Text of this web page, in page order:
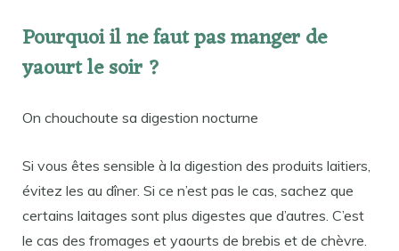
Pourquoi il ne faut pas manger de
yaourt le soir ?
On chouchoute sa digestion nocturne
Si vous êtes sensible à la digestion des produits laitiers,
évitez les au dîner. Si ce n’est pas le cas, sachez que
certains laitages sont plus digestes que d’autres. C’est
le cas des fromages et yaourts de brebis et de chèvre.